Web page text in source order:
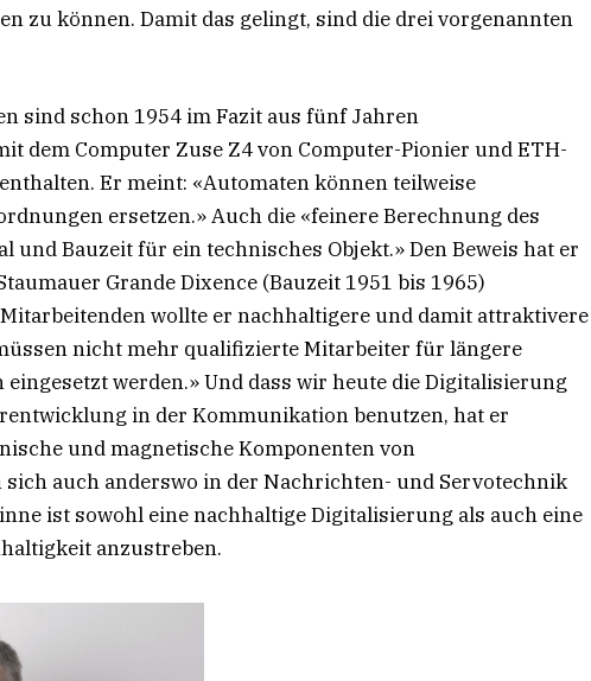
zu können. Damit das gelingt, sind die drei vorgenannten
sind schon 1954 im Fazit aus fünf Jahren
dem Computer Zuse Z4 von Computer-Pionier und ETH-
Er meint: «Automaten können teilweise
ersetzen.» Auch die «feinere Berechnung des
und Bauzeit für ein technisches Objekt.» Den Beweis hat er
Grande Dixence (Bauzeit 1951 bis 1965)
wollte er nachhaltigere und damit attraktivere
nicht mehr qualifizierte Mitarbeiter für längere
werden.» Und dass wir heute die Digitalisierung
in der Kommunikation benutzen, hat er
und magnetische Komponenten von
sich auch anderswo in der Nachrichten- und Servotechnik
ist sowohl eine nachhaltige Digitalisierung als auch eine
anzustreben.